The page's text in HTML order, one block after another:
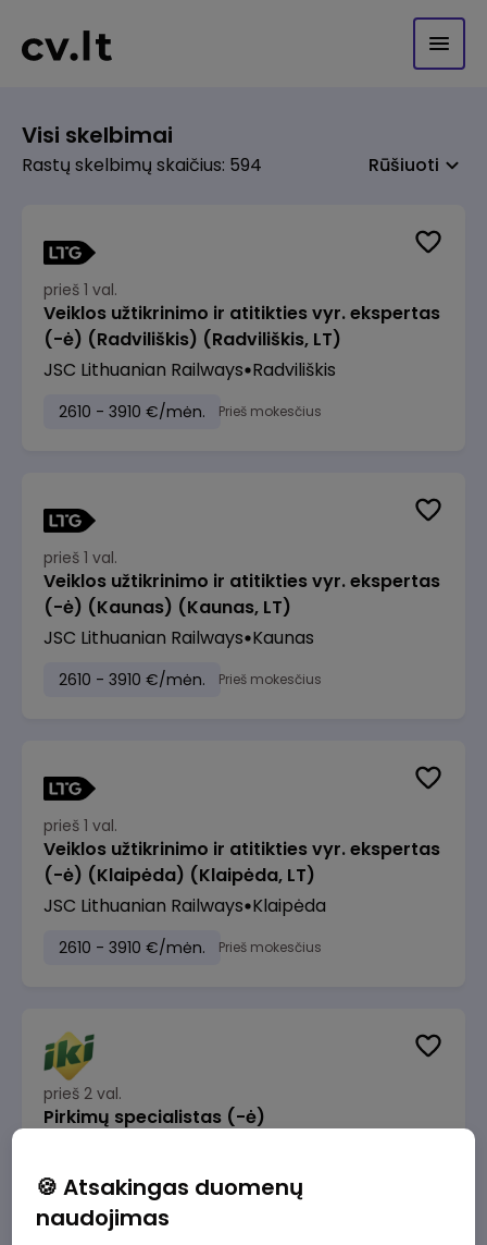
Visi skelbimai
Rastų skelbimų skaičius: 594 Rūšiuoti
prieš 1 val.
Veiklos užtikrinimo ir atitikties vyr. ekspertas
(-ė) (Radviliškis) (Radviliškis, LT)
JSC Lithuanian Railways Radviliškis
2610 - 3910 €/mėn. Prieš mokesčius
prieš 1 val.
Veiklos užtikrinimo ir atitikties vyr. ekspertas
(-ė) (Kaunas) (Kaunas, LT)
JSC Lithuanian Railways Kaunas
2610 - 3910 €/mėn. Prieš mokesčius
prieš 1 val.
Veiklos užtikrinimo ir atitikties vyr. ekspertas
(-ė) (Klaipėda) (Klaipėda, LT)
JSC Lithuanian Railways Klaipėda
2610 - 3910 €/mėn. Prieš mokesčius
prieš 2 val.
Pirkimų specialistas (-ė)
1600 - 1900 €/mėn. Prieš mokesčius
🍪 Atsakingas duomenų
naudojimas